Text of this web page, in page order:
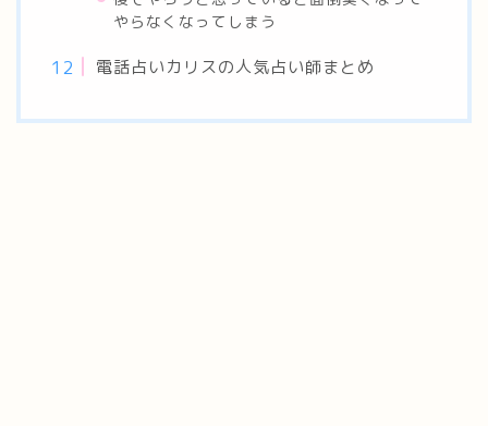
やらなくなってしまう
電話占いカリスの人気占い師まとめ